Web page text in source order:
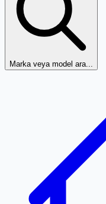
Marka veya model ara...